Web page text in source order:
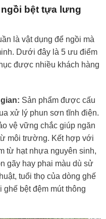
bệt tựa lưng
là vật dụng để ngồi mà
Dưới đây là 5 ưu điểm
được nhiều khách hàng
Sản phẩm được cấu
xử lý phun sơn tĩnh điện.
vệ vững chắc giúp ngăn
môi trường. Kết hợp với
từ hạt nhựa nguyên sinh,
gãy hay phai màu dù sử
tuổi thọ của dòng ghế
bệt đệm mút thông